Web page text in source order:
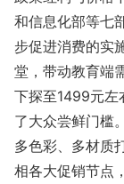
和信息化部等七
步促进消费的实
堂，带动教育端
下探至1499元左
了大众尝鲜门槛
多色彩、多材质
相各大促销节点